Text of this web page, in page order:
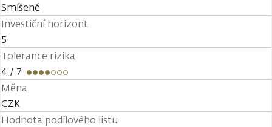
Smíšené
Investiční horizont
5
Tolerance rizika
4 / 7
Měna
CZK
Hodnota podílového listu